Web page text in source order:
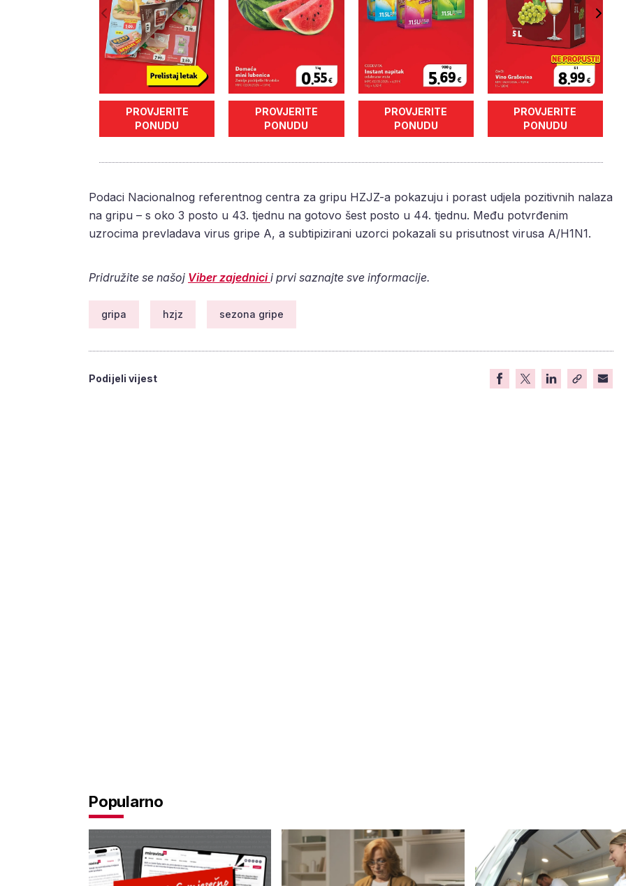
PROVJERITE
PONUDU
PROVJERITE
PONUDU
PROVJERITE
PONUDU
PROVJERITE
PONUDU
Podaci Nacionalnog referentnog centra za gripu HZJZ-a pokazuju i porast udjela pozitivnih nalaza
na gripu – s oko 3 posto u 43. tjednu na gotovo šest posto u 44. tjednu. Među potvrđenim
uzrocima prevladava virus gripe A, a subtipizirani uzorci pokazali su prisutnost virusa A/H1N1.
Pridružite se našoj Viber zajednicii prvi saznajte sve informacije.
gripa hzjz sezona gripe
Podijeli vijest
Popularno